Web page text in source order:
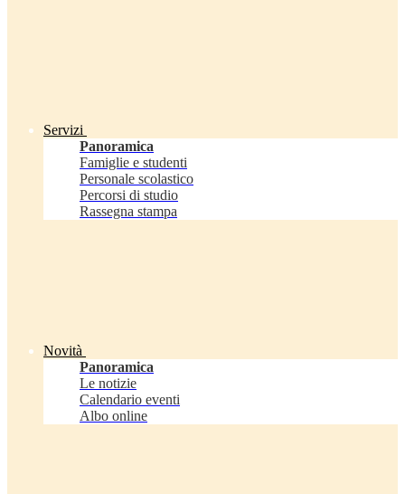
Servizi
Panoramica
Famiglie e studenti
Personale scolastico
Percorsi di studio
Rassegna stampa
Novità
Panoramica
Le notizie
Calendario eventi
Albo online